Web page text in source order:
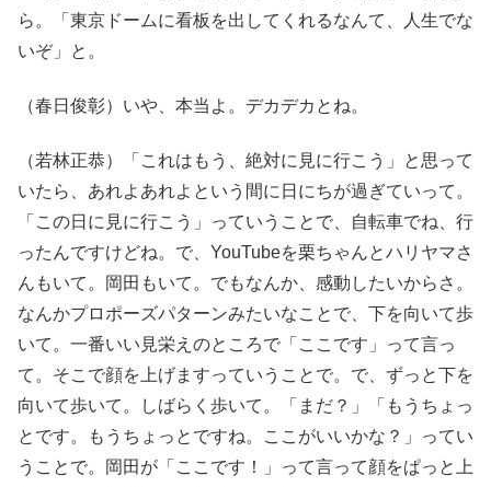
ら。「東京ドームに看板を出してくれるなんて、人生でな
いぞ」と。
（春日俊彰）いや、本当よ。デカデカとね。
（若林正恭）「これはもう、絶対に見に行こう」と思って
いたら、あれよあれよという間に日にちが過ぎていって。
「この日に見に行こう」っていうことで、自転車でね、行
ったんですけどね。で、YouTubeを栗ちゃんとハリヤマさ
んもいて。岡田もいて。でもなんか、感動したいからさ。
なんかプロポーズパターンみたいなことで、下を向いて歩
いて。一番いい見栄えのところで「ここです」って言っ
て。そこで顔を上げますっていうことで。で、ずっと下を
向いて歩いて。しばらく歩いて。「まだ？」「もうちょっ
とです。もうちょっとですね。ここがいいかな？」ってい
うことで。岡田が「ここです！」って言って顔をぱっと上